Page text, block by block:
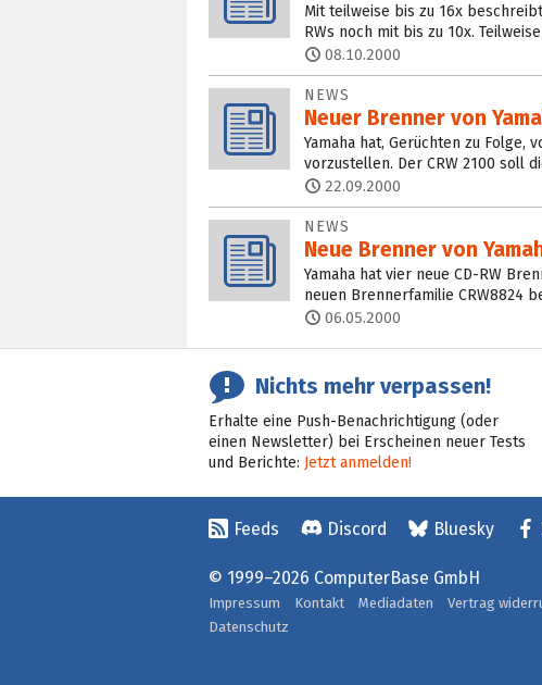
Mit teilweise bis zu 16x beschreibt
RWs noch mit bis zu 10x.
08.10.2000
NEWS
Neuer Brenner von
Yamaha hat, Gerüchten zu Folge,
vorzustellen. Der CRW 2100 soll
22.09.2000
NEWS
Neue Brenner von
Yamaha hat vier neue CD-RW
neuen Brennerfamilie CRW8824
06.05.2000
Nichts mehr verpassen!
Erhalte eine Push-Benachrichtigung (oder
einen Newsletter) bei Erscheinen neuer Tests
und Berichte: Jetzt anmelden!
Feeds Discord Bluesky
© 1999–2026 ComputerBase GmbH
Impressum Kontakt Mediadaten Vertrag
Datenschutz